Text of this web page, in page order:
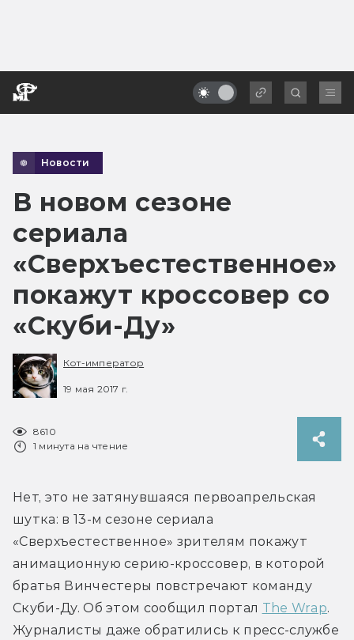
Новости
В новом сезоне
сериала
«Сверхъестественное»
покажут кроссовер со
«Скуби-Ду»
Кот-император
19 мая 2017 г.
8610
1 минута на чтение
Нет, это не затянувшаяся первоапрельская
шутка: в 13-м сезоне сериала
«Сверхъестественное» зрителям покажут
анимационную серию-кроссовер, в которой
братья Винчестеры повстречают команду
Скуби-Ду. Об этом сообщил портал The Wrap.
Журналисты даже обратились к пресс-службе